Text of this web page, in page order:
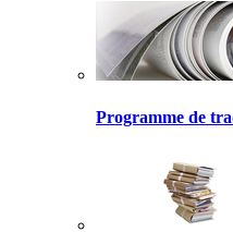
Programme de